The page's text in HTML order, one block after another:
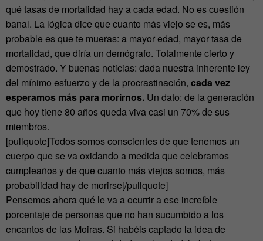
qué tasas de mortalidad hay a cada edad. No es cuestión
banal. La lógica dice que cuanto más viejo se es, más
probable es que te mueras: a mayor edad, mayor tasa de
mortalidad, que diría un demógrafo. Totalmente cierto y
demostrado. Y buenas noticias: dada nuestra inherente ley
del mínimo esfuerzo y de la procrastinación, cada vez
esperamos más para morirnos. Un dato: de la generación
que hoy tiene 80 años queda viva casi un 70% de sus
miembros.
[pullquote]Todos somos conscientes de que tenemos un
cuerpo que se va oxidando a medida que celebramos
cumpleaños y de que cuanto más viejos somos, más
probabilidad hay de morirse[/pullquote]
Pensemos ahora qué le va a ocurrir a ese increíble
porcentaje de personas que no han sucumbido a los
encantos de las Moiras. Si habéis captado la idea de